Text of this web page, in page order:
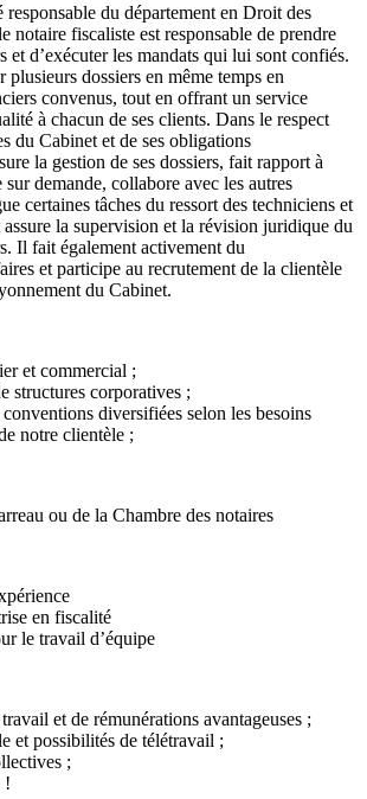
responsable du département en Droit des
notaire fiscaliste est responsable de prendre
et d’exécuter les mandats qui lui sont confiés.
dossiers en même temps en
convenus, tout en offrant un service
à chacun de ses clients. Dans le respect
du Cabinet et de ses obligations
la gestion de ses dossiers, fait rapport à
sur demande, collabore avec les autres
certaines tâches du ressort des techniciens et
la supervision et la révision juridique du
Il fait également activement du
et participe au recrutement de la clientèle
du Cabinet.
et commercial ;
structures corporatives ;
diversifiées selon les besoins
notre clientèle ;
ou de la Chambre des notaires
en fiscalité
le travail d’équipe
et de rémunérations avantageuses ;
et possibilités de télétravail ;
;
!